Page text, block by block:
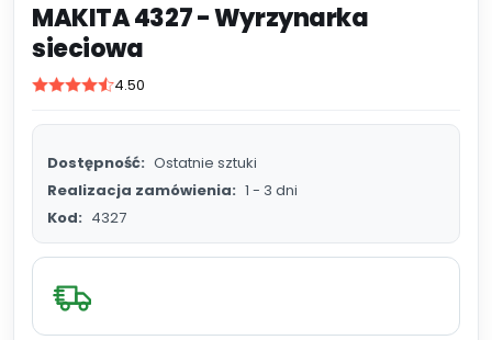
MAKITA 4327 - Wyrzynarka
sieciowa
4.50
Dostępność: Ostatnie sztuki
Realizacja zamówienia: 1 - 3 dni
Kod: 4327